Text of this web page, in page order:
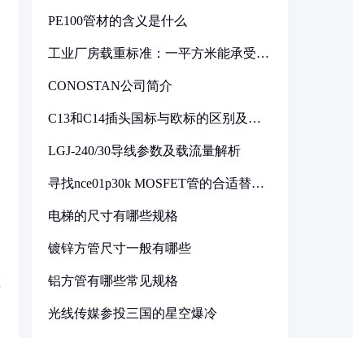
PE100管材的含义是什么
工业厂房载重标准：一平方米能承受多
CONOSTAN公司简介
C13和C14插头国标与欧标的区别及其
LGJ-240/30导线参数及载流量解析
寻找nce01p30k MOSFET管的合适替代
电梯的尺寸有哪些规格
镀锌方管尺寸一般有哪些
铝方管有哪些常见规格
光线传媒参投三国的星空爆冷